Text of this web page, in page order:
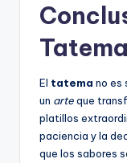
Tatema
El tatema no es
un arteque
platillos
paciencia y la
que los sabores